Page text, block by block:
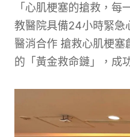
「心肌梗塞的搶救，
教醫院具備24小時緊急
醫消合作 搶救心肌梗塞
的「黃金救命鏈」，成